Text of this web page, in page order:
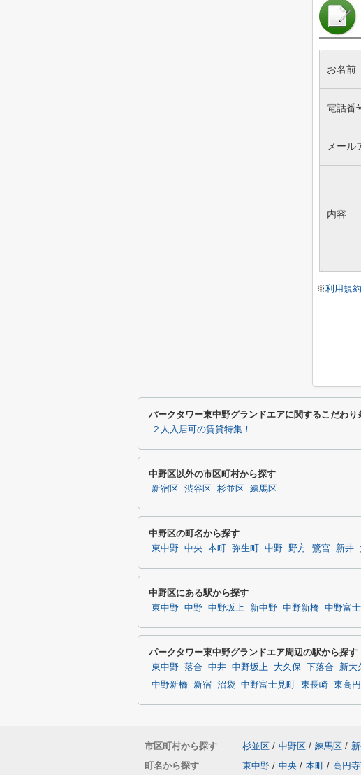
お名前
電話番
メール
内容
※利用規約
パークタワー東中野グランドエアに関するこだわり
２人入居可の賃貸特集！
中野区以外の市区町村から探す
新宿区 渋谷区 杉並区 練馬区
中野区の町名から探す
東中野 中央 本町 弥生町 中野 野方 鷺宮 新井
中野区にある駅から探す
東中野 中野 中野坂上 新中野 中野新橋 中野富士
パークタワー東中野グランドエア周辺の駅から探す
東中野 落合 中井 中野坂上 大久保 下落合 新大
中野新橋
新宿 沼袋 中野富士見町 東長崎 東高
市区町村から探す 杉並区 / 中野区 / 練馬区 /
町名から探す
東中野 / 中央 / 本町 / 高円